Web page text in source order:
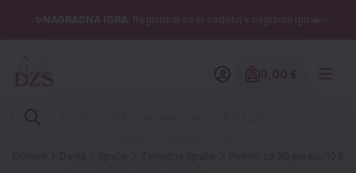
✨NAGRADNA IGRA : Registriraj se in sodeluj v nagradni igri 🚗✨
Vpišite iskalni niz (šolski zvezek, pero, kartuše ...)